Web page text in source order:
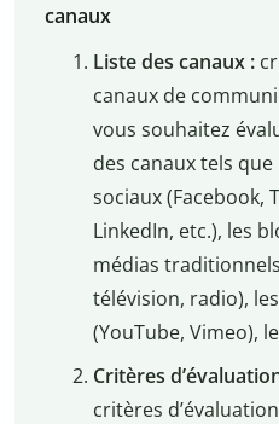
canaux
Liste des canaux :
canaux de
vous souhaitez
des canaux tels
sociaux (Facebook,
LinkedIn, etc.), les
médias
télévision, radio),
(YouTube, Vimeo),
Critères
critères